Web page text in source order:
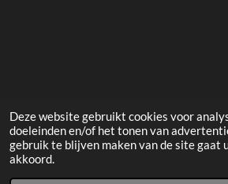
Deze website gebruikt cookies voor
doeleinden en/of het tonen van
gebruik te blijven maken van de site gaat
akkoord.